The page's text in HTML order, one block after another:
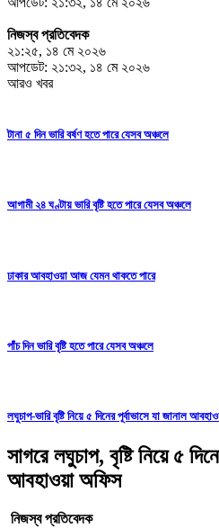
নিজস্ব প্রতিবেদক
২১:২৫, ১৪ মে ২০২৬
আপডেট: ২১:৩২, ১৪ মে ২০২৬
আরও খবর
টানা ৫ দিন ভারি বর্ষণ হতে পারে যেসব অঞ্চলে
আগামী ২৪ ঘণ্টায় ভারি বৃষ্টি হতে পারে যেসব অঞ্চলে
ঢাকার আবহাওয়া আজ যেমন থাকতে পারে
পাঁচ দিন ভারি বৃষ্টি হতে পারে যেসব অঞ্চলে
লঘুচাপ-ভারি বৃষ্টি নিয়ে ৫ দিনের পূর্বাভাসে যা জানাল
সাগরে লঘুচাপ, বৃষ্টি নিয়ে ৫
আবহাওয়া অফিস
নিজস্ব প্রতিবেদক